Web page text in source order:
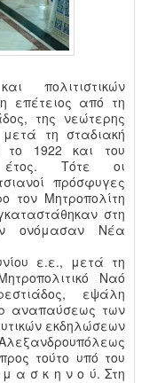
πολιτιστικών
επέτειος από τη
της νεώτερης
τη σταδιακή
το 1922 και του
Τότε οι
πρόσφυγες
τον Μητροπολίτη
στη
ονόμασαν Νέα
ε.ε., μετά τη
Ναό
εψάλη
αναπαύσεως των
εκδηλώσεων
τούτο υπό του
α σ κ η ν ο ύ. Στη